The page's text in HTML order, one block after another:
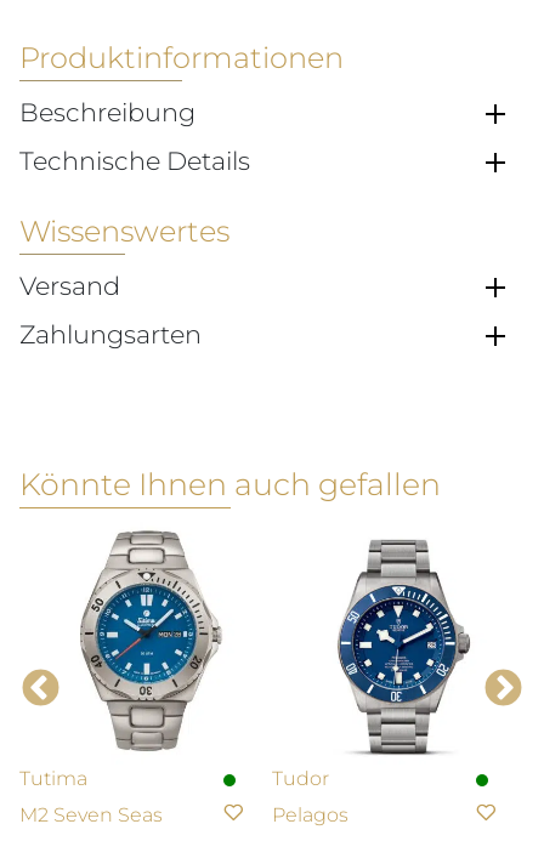
Produktinformationen
Beschreibung
Technische Details
Wissenswertes
Versand
Zahlungsarten
Könnte Ihnen auch gefallen
Tutima
M2 Seven Seas
Tudor
Pelagos